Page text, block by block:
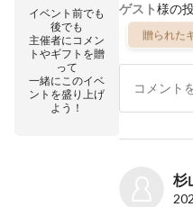
イベント前でも
後でも
主催者にコメン
トやギフトを贈
って
一緒にこのイベ
ントを盛り上げ
よう！
ゲスト様の
贈られた
杉